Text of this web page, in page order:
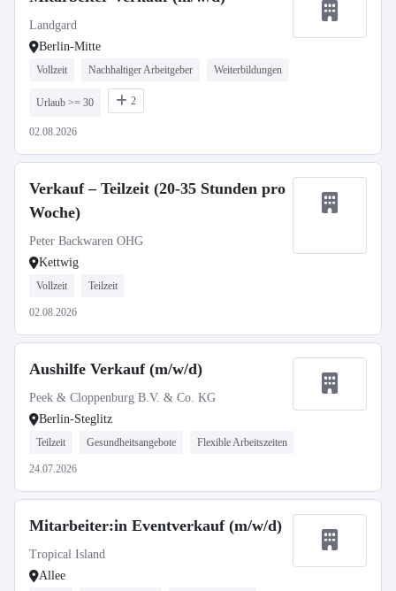
Landgard
Berlin-Mitte
Vollzeit Nachhaltiger Arbeitgeber Weiterbildungen
Urlaub >= 30 2
02.08.2026
Verkauf – Teilzeit (20-35 Stunden pro
Woche)
Peter Backwaren OHG
Kettwig
Vollzeit Teilzeit
02.08.2026
Aushilfe Verkauf (m/w/d)
Peek & Cloppenburg B.V. & Co. KG
Berlin-Steglitz
Teilzeit Gesundheitsangebote Flexible Arbeitszeiten
24.07.2026
Mitarbeiter:in Eventverkauf (m/w/d)
Tropical Island
Allee